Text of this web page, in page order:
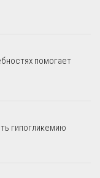
помогает
гипогликемию